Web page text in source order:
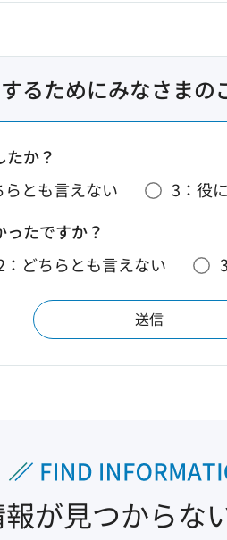
るためにみなさま
か？
らとも言えない
3：役
たですか？
：どちらとも言えない
が見つからな